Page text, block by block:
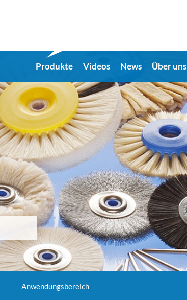
Produkte Videos News Über uns
Anwendungsbereich